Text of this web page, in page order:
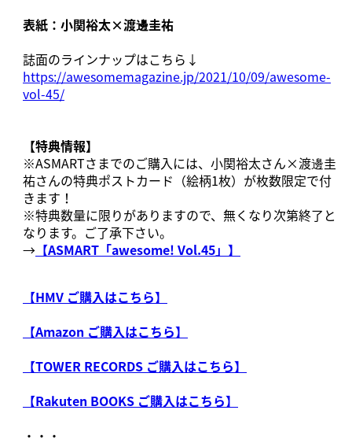
表紙：小関裕太×渡邊圭祐
誌面のラインナップはこちら↓
https://awesomemagazine.jp/2021/10/09/awesome-
vol-45/
【特典情報】
※ASMARTさまでのご購入には、小関裕太さん×渡邊圭
祐さんの特典ポストカード（絵柄1枚）が枚数限定で付
きます！
※特典数量に限りがありますので、無くなり次第終了と
なります。ご了承下さい。
→ 【ASMART「awesome! Vol.45」】
【HMV ご購入はこちら】
【Amazon ご購入はこちら】
【TOWER RECORDS ご購入はこちら】
【Rakuten BOOKS ご購入はこちら】
・・・